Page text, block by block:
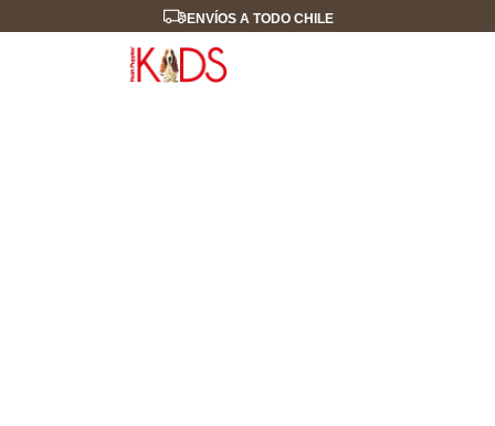
ENVÍOS A TODO CHILE